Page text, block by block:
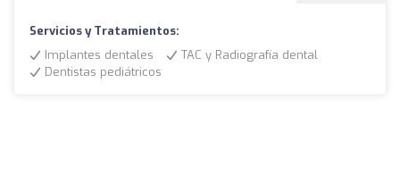
Servicios y Tratamientos:
Implantes dentales
TAC y Radiografía dental
Dentistas pediátricos